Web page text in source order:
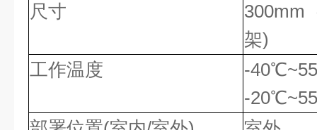
尺寸
300mm
架)
工作温度
-
-